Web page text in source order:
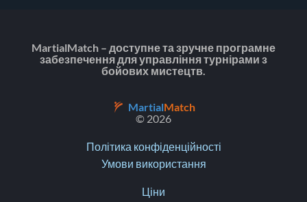
MartialMatch – доступне та зручне програмне
забезпечення для управління турнірами з
бойових мистецтв.
MartialMatch
© 2026
Політика конфіденційності
Умови використання
Ціни